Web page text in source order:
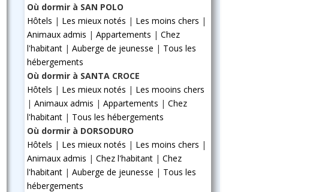
Où dormir à SAN POLO
Hôtels | Les mieux notés | Les moins chers |
Animaux admis | Appartements | Chez
l'habitant| Auberge de jeunesse | Tous les
hébergements
Où dormir à SANTA CROCE
Hôtels | Les mieux notés | Les mooins chers
| Animaux admis | Appartements | Chez
l'habitant| Tous les hébergements
Où dormir à DORSODURO
Hôtels | Les mieux notés | Les moins chers |
Animaux admis | Chez l'habitant| Chez
l'habitant| Auberge de jeunesse | Tous les
hébergements